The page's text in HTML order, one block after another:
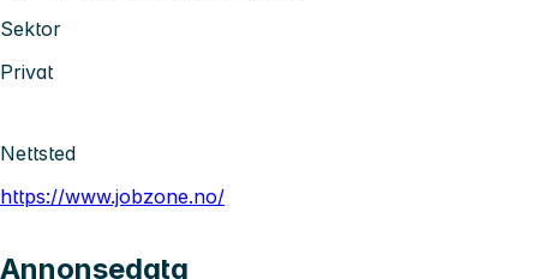
Sektor
Privat
Nettsted
https://www.jobzone.no/
Annonsedata